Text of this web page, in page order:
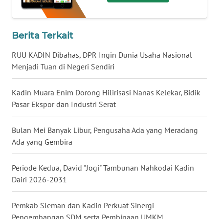
Berita Terkait
RUU KADIN Dibahas, DPR Ingin Dunia Usaha Nasional
Menjadi Tuan di Negeri Sendiri
Kadin Muara Enim Dorong Hilirisasi Nanas Kelekar, Bidik
Pasar Ekspor dan Industri Serat
Bulan Mei Banyak Libur, Pengusaha Ada yang Meradang
Ada yang Gembira
Periode Kedua, David "Jogi" Tambunan Nahkodai Kadin
Dairi 2026-2031
Pemkab Sleman dan Kadin Perkuat Sinergi
WN
SUMBAR
SUMSEL
BENGKULU
LAMPUNG
JATENG